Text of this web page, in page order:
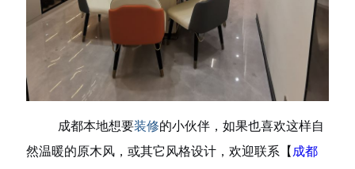
成都本地想要装修的小伙伴，如果也喜欢这样自
然温暖的原木风，或其它风格设计，欢迎联系【 成都